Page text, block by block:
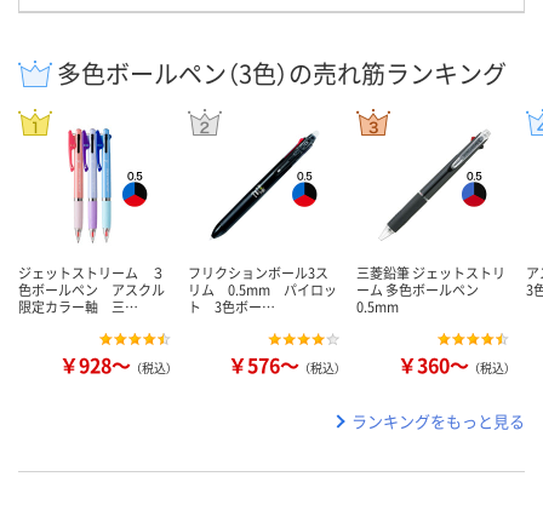
多色ボールペン（3色）の売れ筋ランキング
ジェットストリーム ３
色ボールペン アスクル
限定カラー軸 三…
￥928～ （税込）
フリクションボール3ス
リム 0.5mm パイロッ
ト 3色ボー…
￥576～ （税込）
三菱鉛筆 ジェットストリ
ーム 多色ボールペン
0.5mm
￥360～ （税込）
3
ランキングをもっと見る